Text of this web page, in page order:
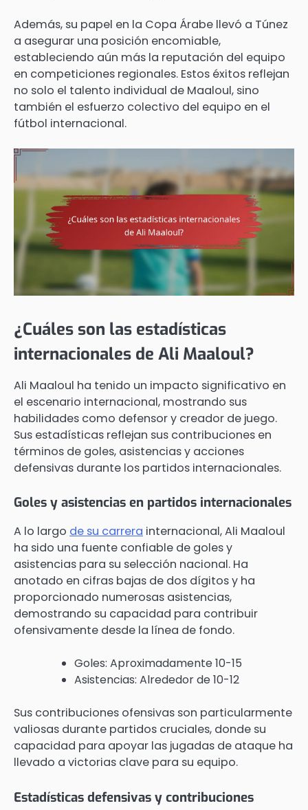
Además, su papel en la Copa Árabe llevó a Túnez
a asegurar una posición encomiable,
estableciendo aún más la reputación del equipo
en competiciones regionales. Estos éxitos reflejan
no solo el talento individual de Maaloul, sino
también el esfuerzo colectivo del equipo en el
fútbol internacional.
¿Cuáles son las estadísticas
internacionales de Ali Maaloul?
Ali Maaloul ha tenido un impacto significativo en
el escenario internacional, mostrando sus
habilidades como defensor y creador de juego.
Sus estadísticas reflejan sus contribuciones en
términos de goles, asistencias y acciones
defensivas durante los partidos internacionales.
Goles y asistencias en partidos internacionales
A lo largo de su carrera internacional, Ali Maaloul
ha sido una fuente confiable de goles y
asistencias para su selección nacional. Ha
anotado en cifras bajas de dos dígitos y ha
proporcionado numerosas asistencias,
demostrando su capacidad para contribuir
ofensivamente desde la línea de fondo.
Goles: Aproximadamente 10-15
Asistencias: Alrededor de 10-12
Sus contribuciones ofensivas son particularmente
valiosas durante partidos cruciales, donde su
capacidad para apoyar las jugadas de ataque ha
llevado a victorias clave para su equipo.
Estadísticas defensivas y contribuciones